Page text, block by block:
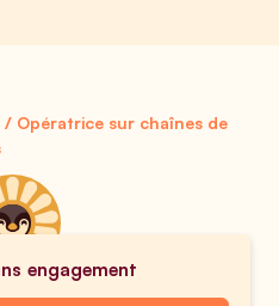
Opératrice sur chaînes de
engagement